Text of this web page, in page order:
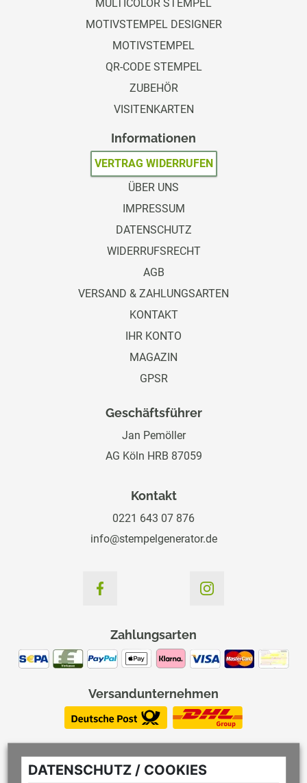
DATENSCHUTZ / COOKIES
MULTICOLOR STEMPEL
MOTIVSTEMPEL DESIGNER
MOTIVSTEMPEL
QR-CODE STEMPEL
ZUBEHÖR
VISITENKARTEN
Informationen
VERTRAG WIDERRUFEN
ÜBER UNS
IMPRESSUM
DATENSCHUTZ
WIDERRUFSRECHT
AGB
VERSAND & ZAHLUNGSARTEN
KONTAKT
IHR KONTO
MAGAZIN
GPSR
Geschäftsführer
Jan Pemöller
AG Köln HRB 87059
Kontakt
0221 643 07 876
info@stempelgenerator.de
Zahlungsarten
Versandunternehmen